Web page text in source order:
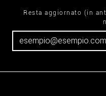
Resta aggiornato (in